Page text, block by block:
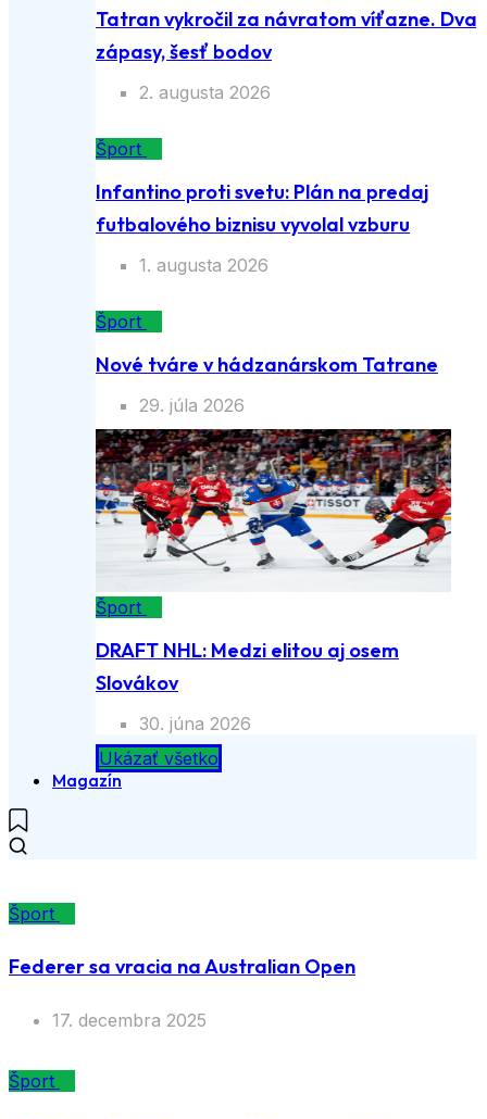
Tatran vykročil za návratom víťazne. Dva
zápasy, šesť bodov
2. augusta 2026
Šport
Infantino proti svetu: Plán na predaj
futbalového biznisu vyvolal vzburu
1. augusta 2026
Šport
Nové tváre v hádzanárskom Tatrane
29. júla 2026
Šport
DRAFT NHL: Medzi elitou aj osem
Slovákov
30. júna 2026
Ukázať všetko
Magazín
Šport
Federer sa vracia na Australian Open
17. decembra 2025
Šport